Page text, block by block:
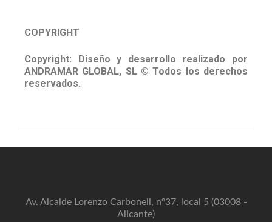
COPYRIGHT
Copyright: Diseño y desarrollo realizado por
ANDRAMAR GLOBAL, SL © Todos los derechos
reservados.
Av. Alcalde Lorenzo Carbonell, nº37, local 5 (03008 -
Alicante)